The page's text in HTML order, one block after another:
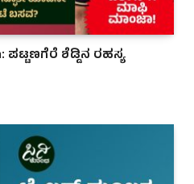
ಪಟ್ಟಣಗೆರೆ ಶೆಡ್ಡಿನ ರಹಸ್ಯ